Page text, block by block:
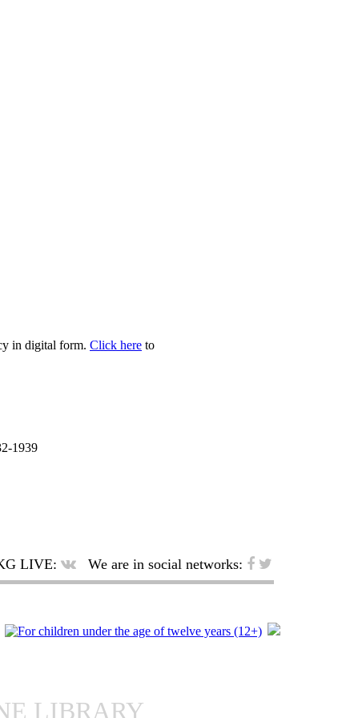
in digital form. Click here to
1939
LIVE: We are in social networks:
LIBRARY